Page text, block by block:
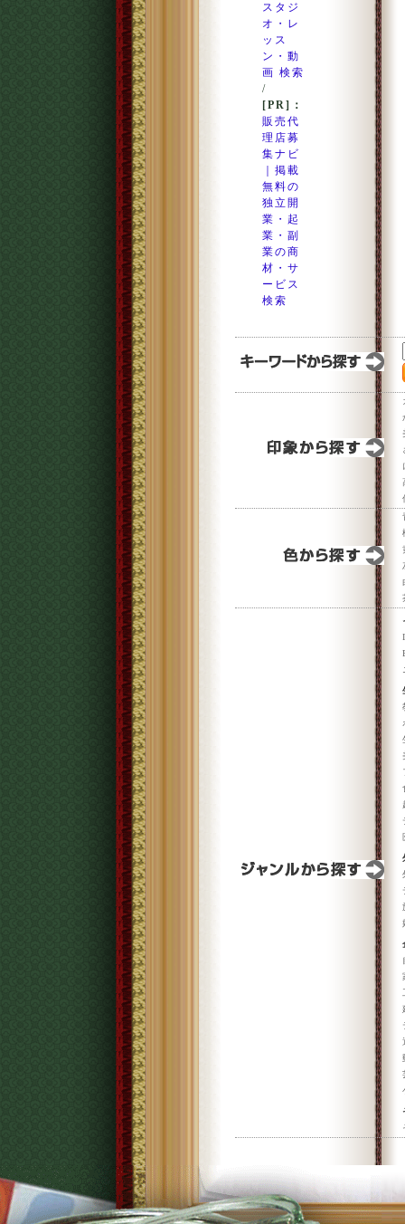
スタジ
オ・レ
ッス
ン・動
画 検索
/
[PR]：
販売代
理店募
集ナビ
｜掲載
無料の
独立開
業・起
業・副
業の商
材・サ
ービス
検索